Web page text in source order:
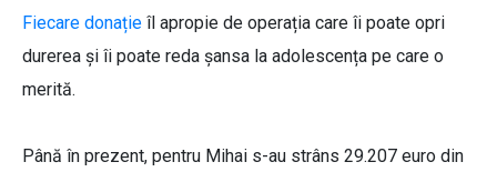
Fiecare donație îl apropie de operația care îi poate opri
durerea și îi poate reda șansa la adolescența pe care o
merită.
Până în prezent, pentru Mihai s-au strâns 29.207 euro din